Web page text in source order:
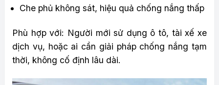
Che phủ không sát, hiệu quả chống nắng thấp
Phù hợp với: Người mới sử dụng ô tô, tài xế xe
dịch vụ, hoặc ai cần giải pháp chống nắng tạm
thời, không cố định lâu dài.